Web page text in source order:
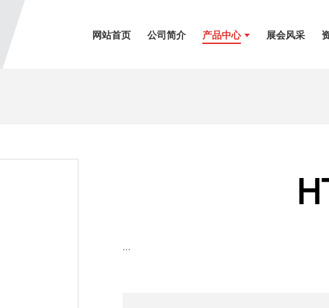
网站首页 公司简介 产品中心 展会风采
...